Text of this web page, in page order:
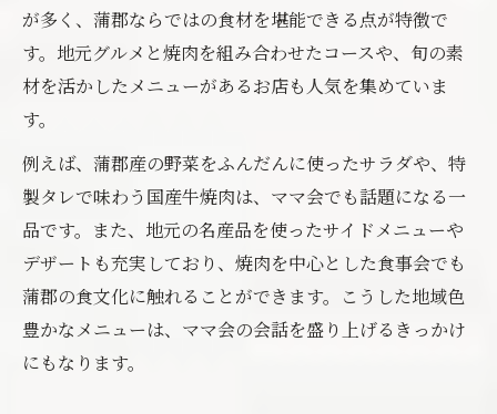
が多く、蒲郡ならではの食材を堪能できる点が特徴で
す。地元グルメと焼肉を組み合わせたコースや、旬の素
材を活かしたメニューがあるお店も人気を集めていま
す。
例えば、蒲郡産の野菜をふんだんに使ったサラダや、特
製タレで味わう国産牛焼肉は、ママ会でも話題になる一
品です。また、地元の名産品を使ったサイドメニューや
デザートも充実しており、焼肉を中心とした食事会でも
蒲郡の食文化に触れることができます。こうした地域色
豊かなメニューは、ママ会の会話を盛り上げるきっかけ
にもなります。